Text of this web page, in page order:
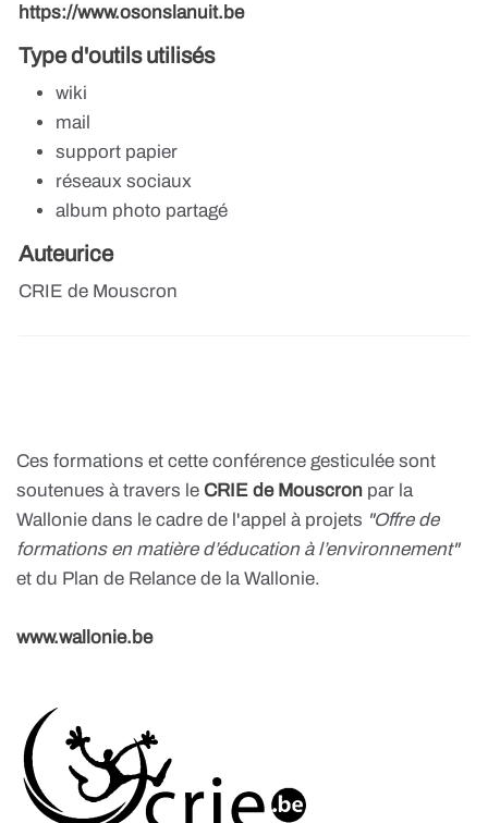
https://www.osonslanuit.be
Type d'outils utilisés
wiki
mail
support papier
réseaux sociaux
album photo partagé
Auteurice
CRIE de Mouscron
Ces formations et cette conférence gesticulée sont
soutenues à travers le CRIE de Mouscron par la
Wallonie dans le cadre de l'appel à projets "Offre de
formations en matière d’éducation à l’environnement"
et du Plan de Relance de la Wallonie.
www.wallonie.be